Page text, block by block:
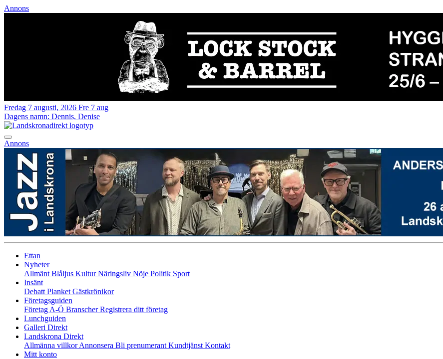
Annons
Fredag 7 augusti, 2026 Fre 7 aug
Dagens namn: Dennis, Denise
Annons
Ettan
Nyheter
Allmänt Blåljus KulturNäringsliv Nöje Politik Sport
Insänt
Debatt Planket Gästkrönikor
Företagsguiden
Företag A-Ö BranscherRegistrera ditt företag
Lunchguiden
Galleri Direkt
Landskrona Direkt
Allmänna villkorAnnonsera Bli prenumerant Kundtjänst Kontakt
Mitt konto